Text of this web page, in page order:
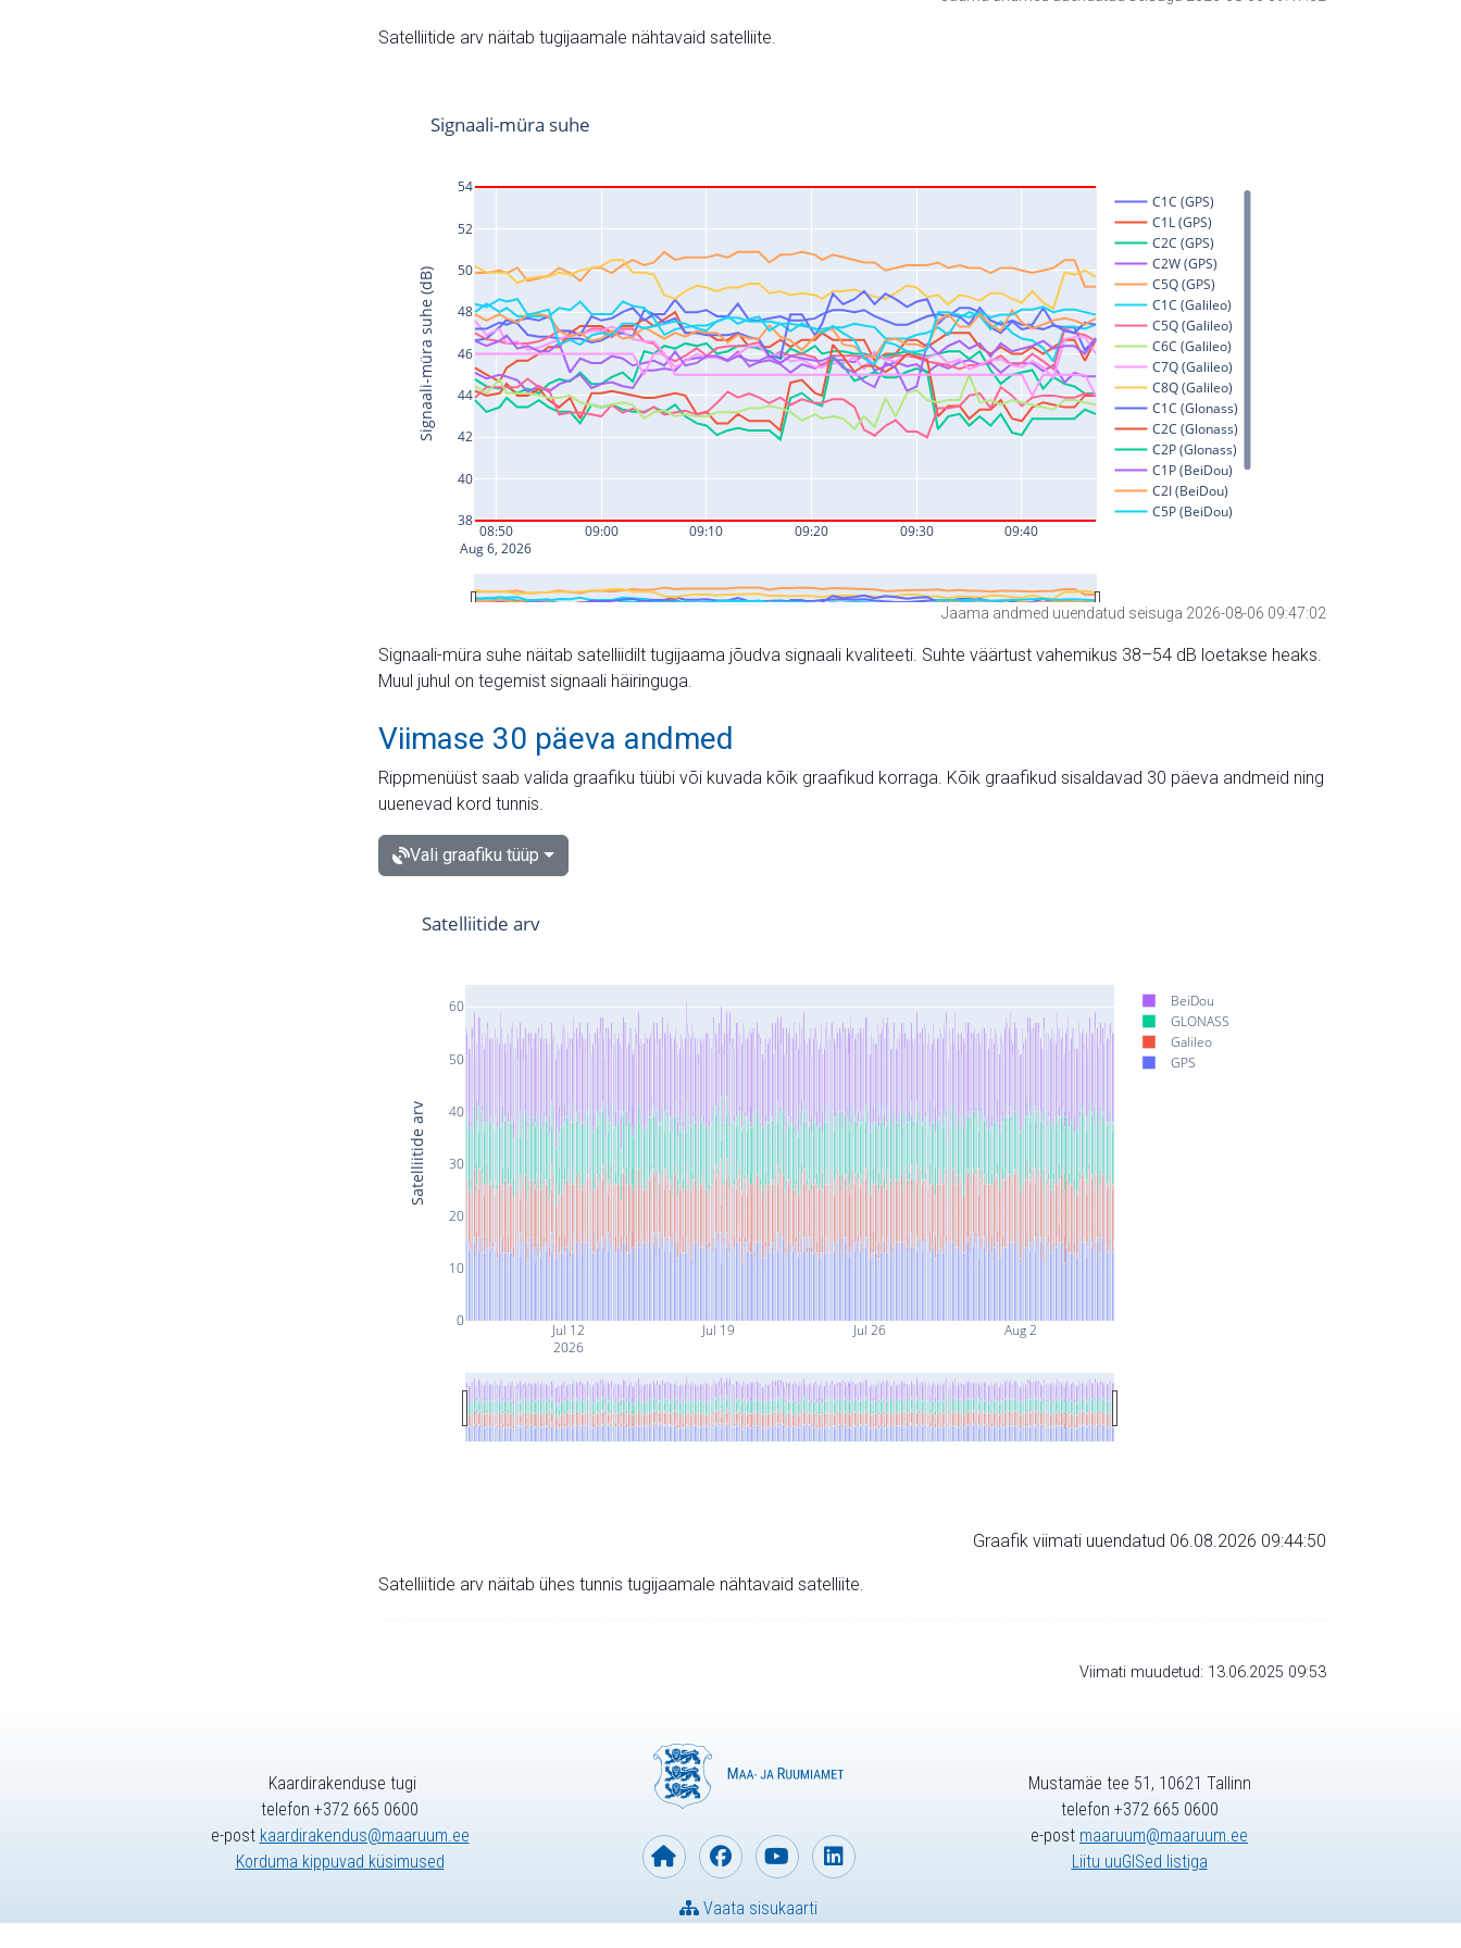
Satelliitide arv näitab tugijaamale nähtavaid satelliite.
Jaama andmed uuendatud seisuga 2026-08-06 09:47:02
Signaali-müra suhe näitab satelliidilt tugijaama jõudva signaali kvaliteeti. Suhte väärtust vahemikus 38–54 dB loetakse heaks.
Muul juhul on tegemist signaali häiringuga.
Viimase 30 päeva andmed
Rippmenüüst saab valida graafiku tüübi või kuvada kõik graafikud korraga. Kõik graafikud sisaldavad 30 päeva andmeid ning
uuenevad kord tunnis.
Vali graafiku tüüp
Jul 12
2026
Jul 19 Jul 26 Aug 2
0
10
20
30
40
50
60
BeiDou
GLONASS
Galileo
GPS
Satelliitide arv
Satelliitide arv
Graafik viimati uuendatud 06.08.2026 09:44:50
Satelliitide arv näitab ühes tunnis tugijaamale nähtavaid satelliite.
Viimati muudetud: 13.06.2025 09:53
Kaardirakenduse tugi
telefon +372 665 0600
e-post kaardirakendus@maaruum.ee
Korduma kippuvad küsimused
Vaata sisukaarti
Mustamäe tee 51, 10621 Tallinn
telefon +372 665 0600
e-post maaruum@maaruum.ee
Liitu uuGISed listiga